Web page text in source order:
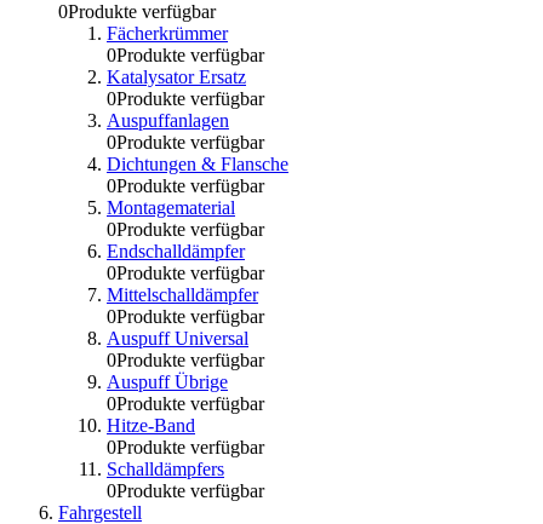
0Produkte verfügbar
Fächerkrümmer
0Produkte verfügbar
Katalysator Ersatz
0Produkte verfügbar
Auspuffanlagen
0Produkte verfügbar
Dichtungen & Flansche
0Produkte verfügbar
Montagematerial
0Produkte verfügbar
Endschalldämpfer
0Produkte verfügbar
Mittelschalldämpfer
0Produkte verfügbar
Auspuff Universal
0Produkte verfügbar
Auspuff Übrige
0Produkte verfügbar
Hitze-Band
0Produkte verfügbar
Schalldämpfers
0Produkte verfügbar
Fahrgestell